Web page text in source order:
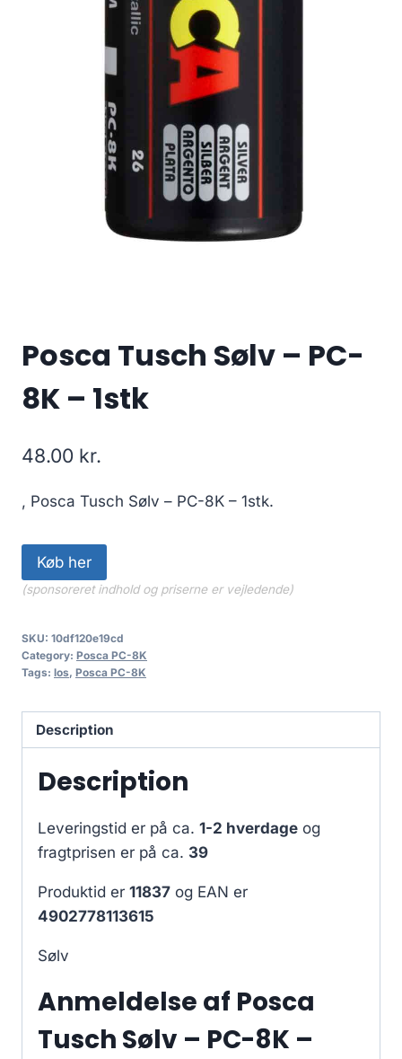
Posca Tusch Sølv – PC-
8K – 1stk
48.00 kr.
, Posca Tusch Sølv – PC-8K – 1stk.
Køb her
(sponsoreret indhold og priserne er vejledende)
SKU: 10df120e19cd
Category: Posca PC-8K
Tags: los, Posca PC-8K
Description
Description
Leveringstid er på ca. 1-2 hverdage og
fragtprisen er på ca. 39
Produktid er 11837 og EAN er
4902778113615
Sølv
Anmeldelse af Posca
Tusch Sølv – PC-8K –